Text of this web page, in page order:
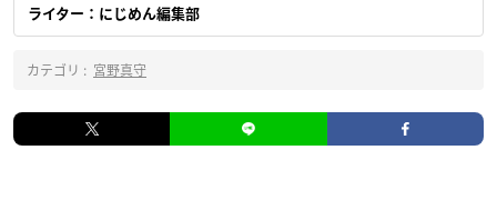
ライター：にじめん編集部
カテゴリ : 宮野真守